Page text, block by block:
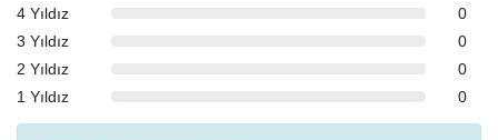
4 Yıldız
0
3 Yıldız
0
2 Yıldız
0
1 Yıldız
0